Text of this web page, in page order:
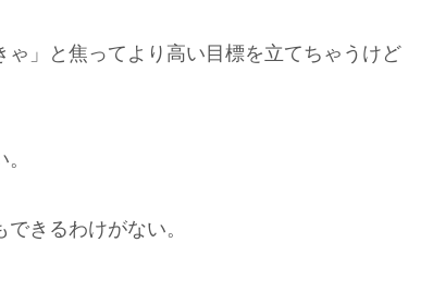
」と焦ってより高い目標を立てちゃうけど
きるわけがない。